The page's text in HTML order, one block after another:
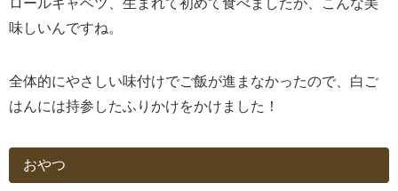
ロールキャベツ、生まれて初めて食べましたが、こんな美
味しいんですね。
全体的にやさしい味付けでご飯が進まなかったので、白ご
はんには持参したふりかけをかけました！
おやつ